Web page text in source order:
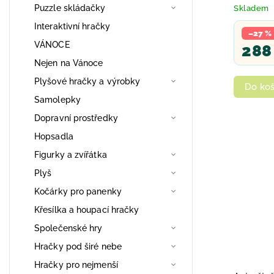
Puzzle skládačky
Interaktivní hračky
VÁNOCE
Nejen na Vánoce
Plyšové hračky a výrobky
Samolepky
Dopravní prostředky
Hopsadla
Figurky a zvířátka
Plyš
Kočárky pro panenky
Křesílka a houpací hračky
Společenské hry
Hračky pod širé nebe
Hračky pro nejmenší
vejci 3
Skladem
–27 %
Do